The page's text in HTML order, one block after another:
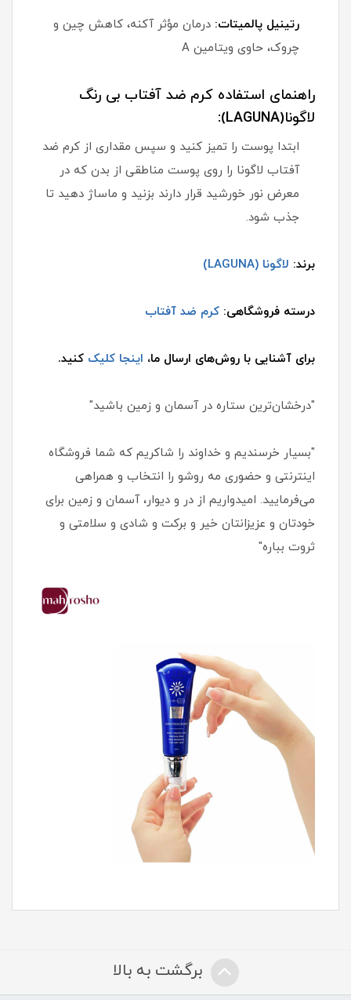
رتینیل پالمیتات: درمان مؤثر آکنه، کاهش چین و
چروک، حاوی ویتامین A
راهنمای استفاده کرم ضد آفتاب بی رنگ
لاگونا(LAGUNA):
ابتدا پوست را تمیز کنید و سپس مقداری از کرم ضد
آفتاب لاگونا را روی پوست مناطقی از بدن که در
معرض نور خورشید قرار دارند بزنید و ماساژ دهید تا
جذب شود.
برند: لاگونا (LAGUNA)
درسته فروشگاهی: کرم ضد آفتاب
برای آشنایی با روش‌های ارسال ما، اینجا کلیک کنید.
"درخشان‌ترین ستاره در آسمان و زمین باشید"
"بسیار خرسندیم و خداوند را شاکریم که شما فروشگاه
اینترنتی و حضوری مه روشو را انتخاب و همراهی
می‌فرمایید. امیدواریم از در و دیوار، آسمان و زمین برای
خودتان و عزیزانتان خیر و برکت و شادی و سلامتی و
ثروت بباره"
برگشت به بالا